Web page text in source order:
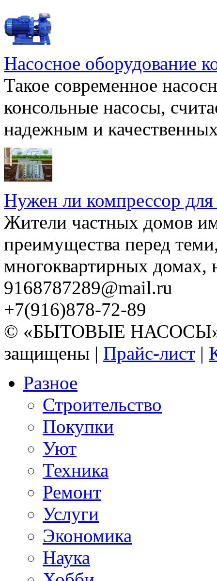
Насосное оборудование
Такое современное
консольные насосы,
надежным и
Нужен ли компрессор для
Жители частных домов
преимущества перед
многоквартирных домах,
9168787289@mail.ru
+7(916)878-72-89
© «БЫТОВЫЕ НАСОСЫ»
защищены | Прайс-лист |
Разное
Строительство
Покупки
Уют
Техника
Ремонт
Услуги
Экономика
Наука